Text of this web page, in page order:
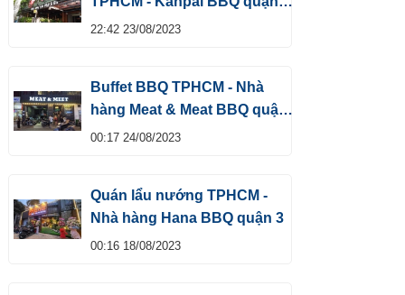
Tân Bình
22:42 23/08/2023
Buffet BBQ TPHCM - Nhà
hàng Meat & Meat BBQ quận
1
00:17 24/08/2023
Quán lẩu nướng TPHCM -
Nhà hàng Hana BBQ quận 3
00:16 18/08/2023